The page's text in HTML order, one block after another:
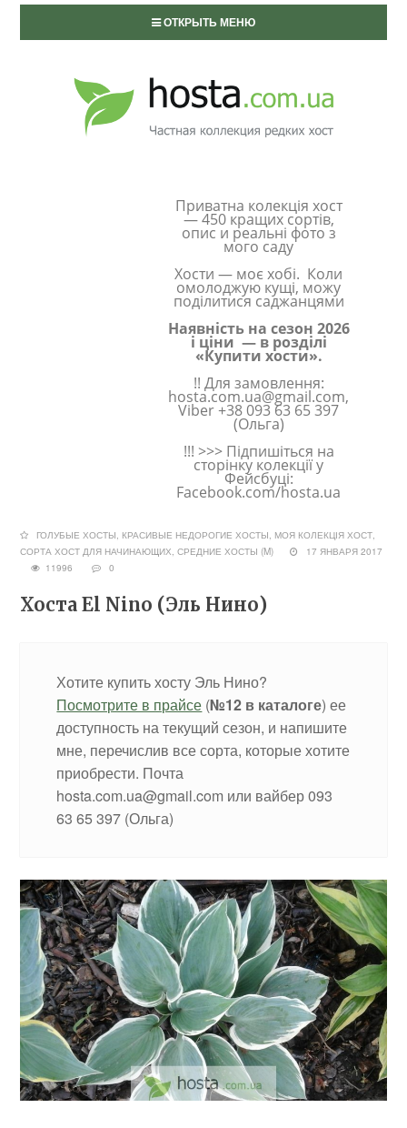
ОТКРЫТЬ МЕНЮ
Приватна колекція хост
— 450 кращих сортів,
опис и реальні фото з
мого саду
Хости — моє хобі. Коли
омолоджую кущі, можу
поділитися саджанцями
Наявність на сезон 2026
і ціни — в розділі
«Купити хости».
!! Для замовлення:
hosta.com.ua@gmail.com,
Viber +38 093 63 65 397
(Ольга)
!!! >>> Підпишіться на
сторінку колекції у
Фейсбуці:
Facebook.com/hosta.ua
ГОЛУБЫЕ ХОСТЫ, КРАСИВЫЕ НЕДОРОГИЕ ХОСТЫ, МОЯ КОЛЕКЦІЯ ХОСТ,
СОРТА ХОСТ ДЛЯ НАЧИНАЮЩИХ,СРЕДНИЕ ХОСТЫ (M)
17 ЯНВАРЯ 2017
11996
0
Хоста El Nino (Эль Нино)
Хотите купить хосту Эль Нино?
Посмотрите в прайсе (№12 в каталоге) ее
доступность на текущий сезон, и напишите
мне, перечислив все сорта, которые хотите
приобрести. Почта
hosta.com.ua@gmail.com или вайбер 093
63 65 397 (Ольга)